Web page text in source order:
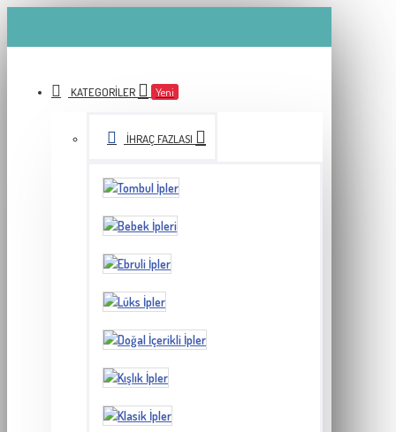
KATEGORILER Yeni
İHRAÇ FAZLASI